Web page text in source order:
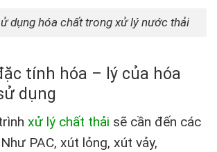
dụng hóa chất trong xử lý nước thải
tính hóa – lý của hóa
dụng
xử lý chất thải sẽ cần đến các
PAC, xút lỏng, xút vảy,